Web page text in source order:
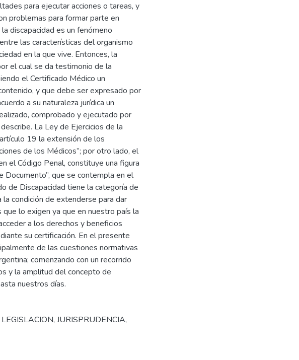
para ejecutar acciones o tareas, y
problemas para formar parte en
discapacidad es un fenómeno
las características del organismo
en la que vive. Entonces, la
el cual se da testimonio de la
el Certificado Médico un
y que debe ser expresado por
a su naturaleza jurídica un
comprobado y ejecutado por
La Ley de Ejercicios de la
19 la extensión de los
de los Médicos”; por otro lado, el
el Código Penal, constituye una figura
Documento”, que se contempla en el
de Discapacidad tiene la categoría de
condición de extenderse para dar
lo exigen ya que en nuestro país la
a los derechos y beneficios
su certificación. En el presente
de las cuestiones normativas
comenzando con un recorrido
y la amplitud del concepto de
nuestros días.
LEGISLACION, JURISPRUDENCIA,